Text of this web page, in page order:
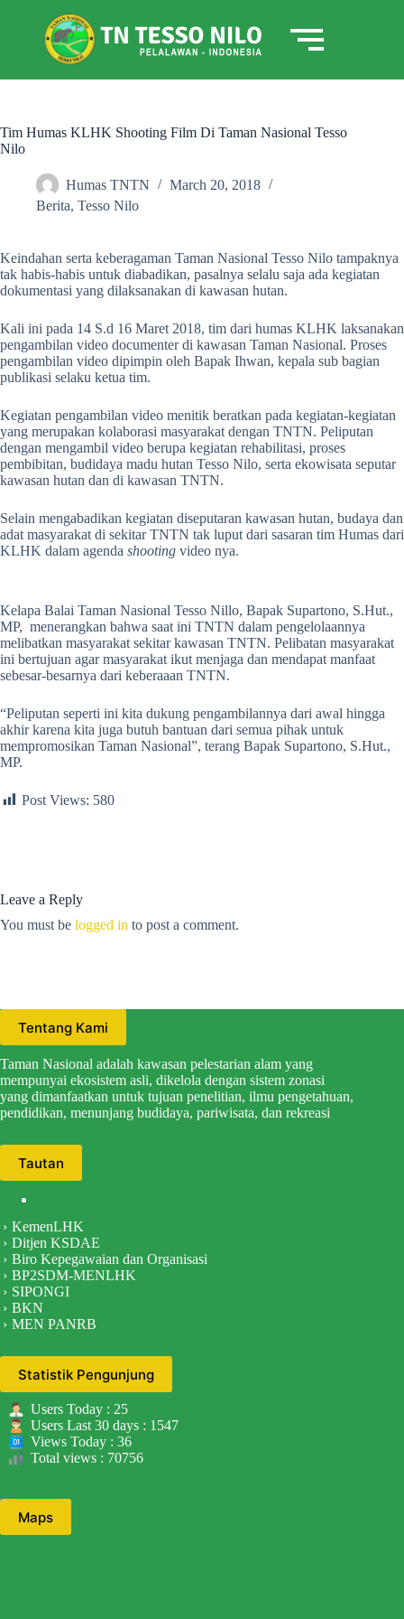
Tim Humas KLHK Shooting Film Di Taman Nasional Tesso
Nilo
Humas TNTN
March 20, 2018
Berita, Tesso Nilo
Keindahan serta keberagaman Taman Nasional Tesso Nilo tampaknya
tak habis-habis untuk diabadikan, pasalnya selalu saja ada kegiatan
dokumentasi yang dilaksanakan di kawasan hutan.
Kali ini pada 14 S.d 16 Maret 2018, tim dari humas KLHK laksanakan
pengambilan video documenter di kawasan Taman Nasional. Proses
pengambilan video dipimpin oleh Bapak Ihwan, kepala sub bagian
publikasi selaku ketua tim.
Kegiatan pengambilan video menitik beratkan pada kegiatan-kegiatan
yang merupakan kolaborasi masyarakat dengan TNTN. Peliputan
dengan mengambil video berupa kegiatan rehabilitasi, proses
pembibitan, budidaya madu hutan Tesso Nilo, serta ekowisata seputar
kawasan hutan dan di kawasan TNTN.
Selain mengabadikan kegiatan diseputaran kawasan hutan, budaya dan
adat masyarakat di sekitar TNTN tak luput dari sasaran tim Humas dari
KLHK dalam agenda shooting video nya.
Kelapa Balai Taman Nasional Tesso Nillo, Bapak Supartono, S.Hut.,
MP, menerangkan bahwa saat ini TNTN dalam pengelolaannya
melibatkan masyarakat sekitar kawasan TNTN. Pelibatan masyarakat
ini bertujuan agar masyarakat ikut menjaga dan mendapat manfaat
sebesar-besarnya dari keberaaan TNTN.
“Peliputan seperti ini kita dukung pengambilannya dari awal hingga
akhir karena kita juga butuh bantuan dari semua pihak untuk
mempromosikan Taman Nasional”, terang Bapak Supartono, S.Hut.,
MP.
Post Views: 580
Leave a Reply
You must be logged in to post a comment.
Tentang Kami
Taman Nasional adalah kawasan pelestarian alam yang
mempunyai ekosistem asli, dikelola dengan sistem zonasi
yang dimanfaatkan untuk tujuan penelitian, ilmu pengetahuan,
pendidikan, menunjang budidaya, pariwisata, dan rekreasi
Tautan
KemenLHK
Ditjen KSDAE
Biro Kepegawaian dan Organisasi
BP2SDM-MENLHK
SIPONGI
BKN
MEN PANRB
Statistik Pengunjung
Users Today : 25
Users Last 30 days : 1547
Views Today : 36
Total views : 70756
Maps